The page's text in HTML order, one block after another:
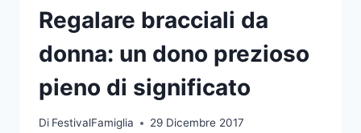
Regalare bracciali da
donna: un dono prezioso
pieno di significato
Di FestivalFamiglia 29 Dicembre 2017